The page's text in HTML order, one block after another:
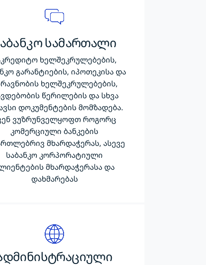
სამართალი
ხელშეკრულებების,
გარანტიების, იპოთეკისა და
ხელშეკრულებების,
წერილების და სხვა
დოკუმენტების მომზადება.
ვუზრუნველყოფთ როგორც
კომერციული ბანკების
მხარდაჭერას, ასევე
საბანკო კორპორატიული
მხარდაჭერასა და
დახმარებას